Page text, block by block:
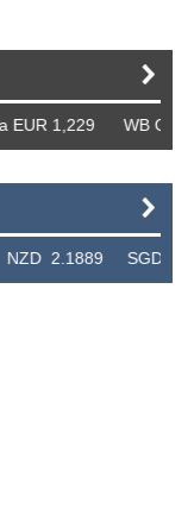
WB GBP
SGD 2.9048